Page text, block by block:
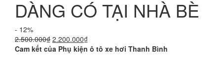
DÀNG CÓ TẠI NHÀ BÈ
- 12%
2.500.000₫ Giá
gốc
2.200.000₫Giá
hiện
Cam kết của Phụ kiện ô tô xe hơi Thanh Bình